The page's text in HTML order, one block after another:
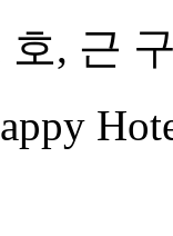
호, 근